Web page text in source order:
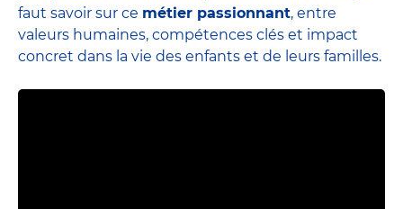
faut savoir sur ce métier passionnant, entre
valeurs humaines, compétences clés et impact
concret dans la vie des enfants et de leurs familles.